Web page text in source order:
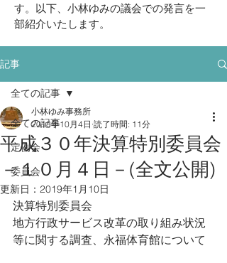
す。以下、小林ゆみの議会での発言を一
部紹介いたします。
記事
全ての記事
定例会
委員会
全ての記事
平成３０年決算特別委員会
－１０月４日－(全文公開)
小林ゆみ事務所
2018年10月4日 読了時間: 11分
更新日： 2019年1月10日
決算特別委員会
地方行政サービス改革の取り組み状況
等に関する調査、永福体育館について